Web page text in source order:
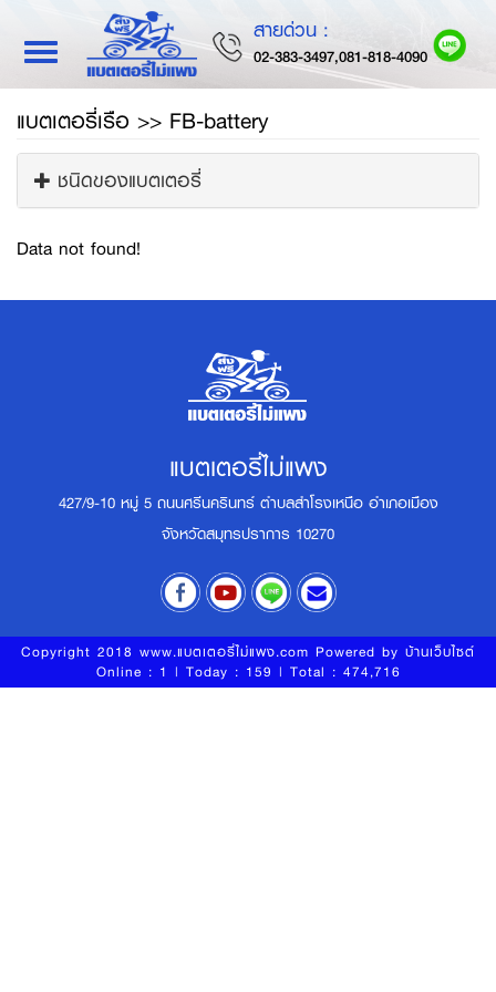
Toggle
navigation
สายด่วน :
02-383-3497,081-818-4090
แบตเตอรี่เรือ >> FB-battery
ชนิดของแบตเตอรี่
Data not found!
แบตเตอรี่ไม่แพง
427/9-10 หมู่ 5 ถนนศรีนครินทร์ ตำบลสำโรงเหนือ อำเภอเมือง
จังหวัดสมุทรปราการ 10270
Copyright 2018 www.แบตเตอรี่ไม่แพง.com Powered by บ้านเว็บไซต์
Online : 1 | Today : 159 | Total : 474,716